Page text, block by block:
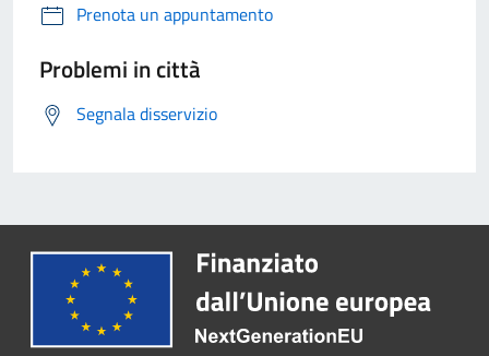
Prenota un appuntamento
Problemi in città
Segnala disservizio